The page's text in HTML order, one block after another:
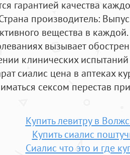
гарантией качества
производитель:
вещества в
вызывает
клинических
сиалис цена в аптеках
сексом перестав
Купить левитру в
Купить сиалис
Сиалис что это и где